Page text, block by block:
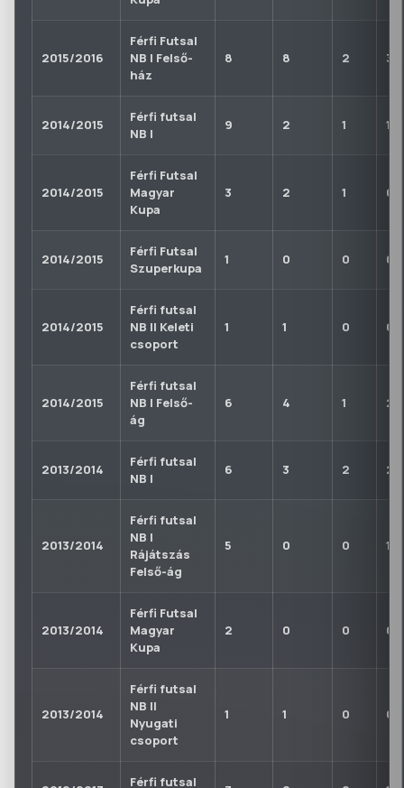
2015/2016
Férfi Futsal
NB I Felső-
ház
8 8 2 3
2014/2015
Férfi futsal
NB I
9 2 1 1
2014/2015
Férfi Futsal
Magyar
Kupa
3 2 1 0
2014/2015
Férfi Futsal
Szuperkupa
1 0 0 0
2014/2015
Férfi futsal
NB II Keleti
csoport
1 1 0 0
2014/2015
Férfi futsal
NB I Felső-
ág
6 4 1 2
2013/2014
Férfi futsal
NB I
6 3 2 2
2013/2014
Férfi futsal
NB I
Rájátszás
Felső-ág
5 0 0 1
2013/2014
Férfi Futsal
Magyar
Kupa
2 0 0 0
2013/2014
Férfi futsal
NB II
Nyugati
csoport
1 1 0 0
Férfi futsal